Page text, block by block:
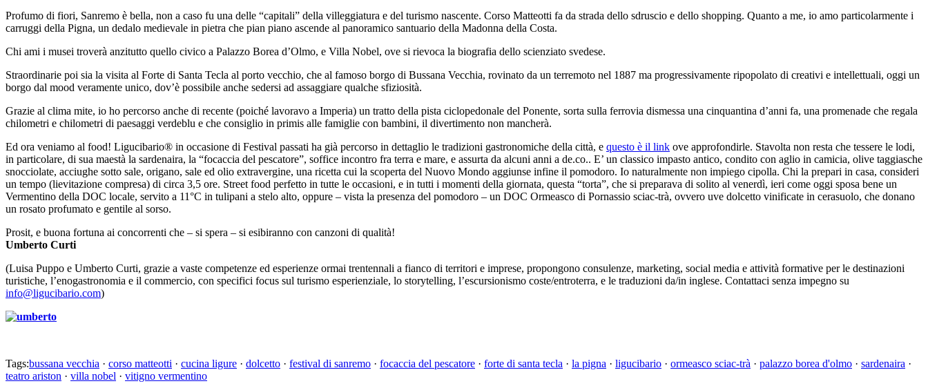
Profumo di fiori, Sanremo è bella, non a caso fu una delle “capitali” della villeggiatura e del turismo nascente. Corso Matteotti fa da strada dello sdruscio e dello shopping. Quanto a me, io amo particolarmente i
carruggi della Pigna, un dedalo medievale in pietra che pian piano ascende al panoramico santuario della Madonna della Costa.
Chi ami i musei troverà anzitutto quello civico a Palazzo Borea d’Olmo, e Villa Nobel, ove si rievoca la biografia dello scienziato svedese.
Straordinarie poi sia la visita al Forte di Santa Tecla al porto vecchio, che al famoso borgo di Bussana Vecchia, rovinato da un terremoto nel 1887 ma progressivamente ripopolato di creativi e intellettuali, oggi un
borgo dal mood veramente unico, dov’è possibile anche sedersi ad assaggiare qualche sfiziosità.
Grazie al clima mite, io ho percorso anche di recente (poiché lavoravo a Imperia) un tratto della pista ciclopedonale del Ponente, sorta sulla ferrovia dismessa una cinquantina d’anni fa, una promenade che regala
chilometri e chilometri di paesaggi verdeblu e che consiglio in primis alle famiglie con bambini, il divertimento non mancherà.
Ed ora veniamo al food! Ligucibario® in occasione di Festival passati ha già percorso in dettaglio le tradizioni gastronomiche della città, e questo è il link ove approfondirle. Stavolta non resta che tessere le lodi,
in particolare, di sua maestà la sardenaira, la “focaccia del pescatore”, soffice incontro fra terra e mare, e assurta da alcuni anni a de.co.. E’ un classico impasto antico, condito con aglio in camicia, olive taggiasche
snocciolate, acciughe sotto sale, origano, sale ed olio extravergine, una ricetta cui la scoperta del Nuovo Mondo aggiunse infine il pomodoro. Io naturalmente non impiego cipolla. Chi la prepari in casa, consideri
un tempo (lievitazione compresa) di circa 3,5 ore. Street food perfetto in tutte le occasioni, e in tutti i momenti della giornata, questa “torta”, che si preparava di solito al venerdì, ieri come oggi sposa bene un
Vermentino della DOC locale, servito a 11°C in tulipani a stelo alto, oppure – vista la presenza del pomodoro – un DOC Ormeasco di Pornassio sciac-trà, ovvero uve dolcetto vinificate in cerasuolo, che donano
un rosato profumato e gentile al sorso.
Prosit, e buona fortuna ai concorrenti che – si spera – si esibiranno con canzoni di qualità!
Umberto Curti
(Luisa Puppo e Umberto Curti, grazie a vaste competenze ed esperienze ormai trentennali a fianco di territori e imprese, propongono consulenze, marketing, social media e attività formative per le destinazioni
turistiche, l’enogastronomia e il commercio, con specifici focus sul turismo esperienziale, lo storytelling, l’escursionismo coste/entroterra, e le traduzioni da/in inglese. Contattaci senza impegno su
info@ligucibario.com)
Tags:bussana vecchia · corso matteotti · cucina ligure · dolcetto · festival di sanremo · focaccia del pescatore · forte di santa tecla · la pigna · ligucibario · ormeasco sciac-trà · palazzo borea d'olmo · sardenaira ·
teatro ariston · villa nobel · vitigno vermentino